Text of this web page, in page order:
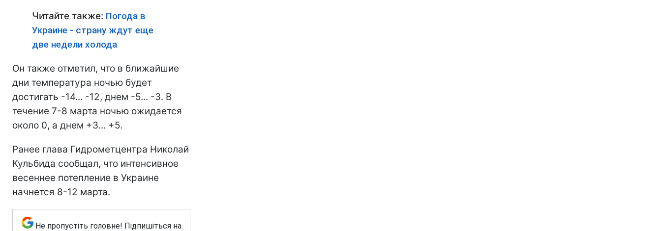
Читайте также: Погода в
Украине - страну ждут еще
две недели холода
Он также отметил, что в ближайшие
дни температура ночью будет
достигать -14... -12, днем -5... -3. В
течение 7-8 марта ночью ожидается
около 0, а днем +3... +5.
Ранее глава Гидрометцентра Николай
Кульбида сообщал, что интенсивное
весеннее потепление в Украине
начнется 8-12 марта.
Не пропустіть головне! Підпишіться на